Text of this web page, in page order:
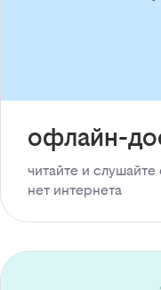
офлайн-
читайте и
нет интернета